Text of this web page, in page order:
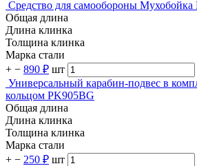
Средство для самообороны Мухобойка
Общая длина
Длина клинка
Толщина клинка
Марка стали
+ − 890 ₽ шт
Универсальный карабин-подвес в
кольцом PK905BG
Общая длина
Длина клинка
Толщина клинка
Марка стали
+ − 250 ₽ шт